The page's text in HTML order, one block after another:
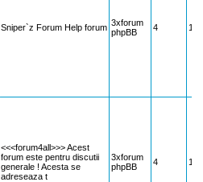
Sniper`z Forum Help forum 3xforum
phpBB
4 17
<<<forum4all>>> Acest
forum este pentru discutii
generale ! Acesta se
adreseaza t
3xforum
phpBB
4 17